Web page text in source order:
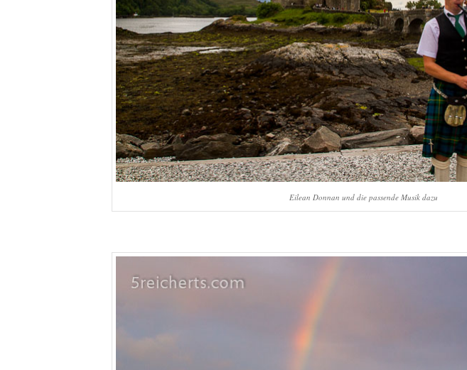
Eilean Donnan und die passende Musik dazu